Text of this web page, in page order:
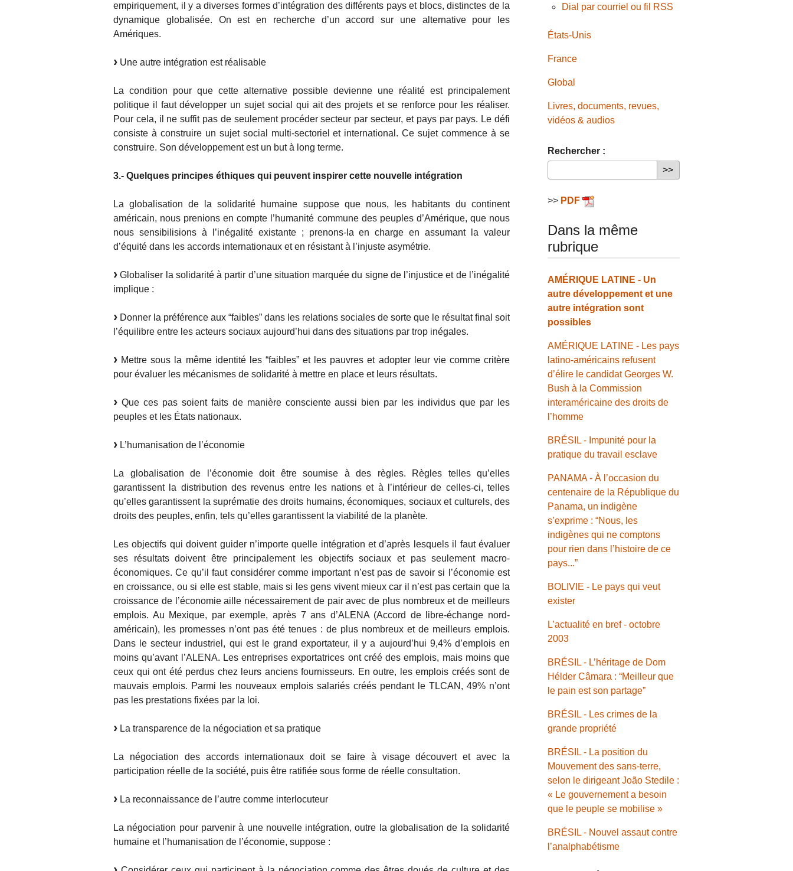
empiriquement, il y a diverses formes d’intégration des différents pays et blocs, distinctes de la
dynamique globalisée. On est en recherche d’un accord sur une alternative pour les
Amériques.
Une autre intégration est réalisable
La condition pour que cette alternative possible devienne une réalité est principalement
politique il faut développer un sujet social qui ait des projets et se renforce pour les réaliser.
Pour cela, il ne suffit pas de seulement procéder secteur par secteur, et pays par pays. Le défi
consiste à construire un sujet social multi-sectoriel et international. Ce sujet commence à se
construire. Son développement est un but à long terme.
3.- Quelques principes éthiques qui peuvent inspirer cette nouvelle intégration
La globalisation de la solidarité humaine suppose que nous, les habitants du continent
américain, nous prenions en compte l’humanité commune des peuples d’Amérique, que nous
nous sensibilisions à l’inégalité existante ; prenons-la en charge en assumant la valeur
d’équité dans les accords internationaux et en résistant à l’injuste asymétrie.
Globaliser la solidarité à partir d’une situation marquée du signe de l’injustice et de l’inégalité
implique :
Donner la préférence aux “faibles” dans les relations sociales de sorte que le résultat final soit
l’équilibre entre les acteurs sociaux aujourd’hui dans des situations par trop inégales.
Mettre sous la même identité les “faibles” et les pauvres et adopter leur vie comme critère
pour évaluer les mécanismes de solidarité à mettre en place et leurs résultats.
Que ces pas soient faits de manière consciente aussi bien par les individus que par les
peuples et les États nationaux.
L’humanisation de l’économie
La globalisation de l’économie doit être soumise à des règles. Règles telles qu’elles
garantissent la distribution des revenus entre les nations et à l’intérieur de celles-ci, telles
qu’elles garantissent la suprématie des droits humains, économiques, sociaux et culturels, des
droits des peuples, enfin, tels qu’elles garantissent la viabilité de la planète.
Les objectifs qui doivent guider n’importe quelle intégration et d’après lesquels il faut évaluer
ses résultats doivent être principalement les objectifs sociaux et pas seulement macro-
économiques. Ce qu’il faut considérer comme important n’est pas de savoir si l’économie est
en croissance, ou si elle est stable, mais si les gens vivent mieux car il n’est pas certain que la
croissance de l’économie aille nécessairement de pair avec de plus nombreux et de meilleurs
emplois. Au Mexique, par exemple, après 7 ans d’ALENA (Accord de libre-échange nord-
américain), les promesses n’ont pas été tenues : de plus nombreux et de meilleurs emplois.
Dans le secteur industriel, qui est le grand exportateur, il y a aujourd’hui 9,4% d’emplois en
moins qu’avant l’ALENA. Les entreprises exportatrices ont créé des emplois, mais moins que
ceux qui ont été perdus chez leurs anciens fournisseurs. En outre, les emplois créés sont de
mauvais emplois. Parmi les nouveaux emplois salariés créés pendant le TLCAN, 49% n’ont
pas les prestations fixées par la loi.
La transparence de la négociation et sa pratique
La négociation des accords internationaux doit se faire à visage découvert et avec la
participation réelle de la société, puis être ratifiée sous forme de réelle consultation.
La reconnaissance de l’autre comme interlocuteur
La négociation pour parvenir à une nouvelle intégration, outre la globalisation de la solidarité
humaine et l’humanisation de l’économie, suppose :
Dial par courriel ou fil RSS
États-Unis
France
Global
Livres, documents, revues,
vidéos & audios
Rechercher :
>> PDF
Dans la même
rubrique
AMÉRIQUE LATINE - Un
autre développement et une
autre intégration sont
possibles
AMÉRIQUE LATINE - Les pays
latino-américains refusent
d’élire le candidat Georges W.
Bush à la Commission
interaméricaine des droits de
l’homme
BRÉSIL - Impunité pour la
pratique du travail esclave
PANAMA - À l’occasion du
centenaire de la République du
Panama, un indigène
s’exprime : “Nous, les
indigènes qui ne comptons
pour rien dans l’histoire de ce
pays...”
BOLIVIE - Le pays qui veut
exister
L’actualité en bref - octobre
2003
BRÉSIL - L’héritage de Dom
Hélder Câmara : “Meilleur que
le pain est son partage”
BRÉSIL - Les crimes de la
grande propriété
BRÉSIL - La position du
Mouvement des sans-terre,
selon le dirigeant João Stedile :
« Le gouvernement a besoin
que le peuple se mobilise »
BRÉSIL - Nouvel assaut contre
l’analphabétisme